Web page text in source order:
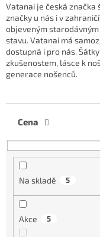
Vatanai je česká
značky u nás i v
objeveným
stavu. Vatanai má
dostupná i pro nás.
zkušenostem, lásce k
generace nošenců.
Cena
Na skladě 5
Akce 5